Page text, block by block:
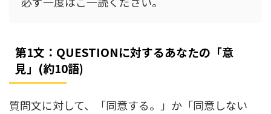
第1文：QUESTIONに対するあなたの「意
見」(約10語)
質問文に対して、「同意する。」か「同意しない